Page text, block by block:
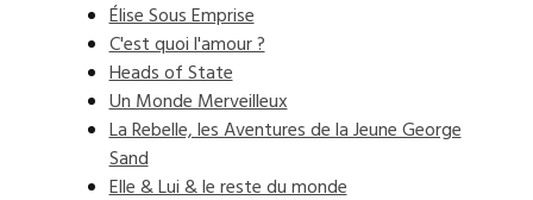
Élise Sous Emprise
C'est quoi l'amour ?
Heads of State
Un Monde Merveilleux
La Rebelle, les Aventures de la Jeune George
Sand
Elle & Lui & le reste du monde